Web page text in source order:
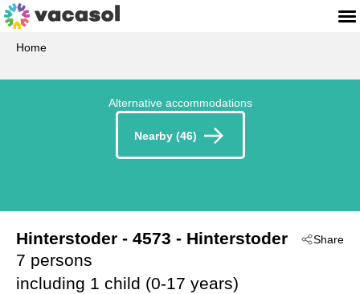
Home
Alternative accommodations
Nearby (46)
Share
Hinterstoder - 4573 - Hinterstoder
7 persons
including 1 child (0-17 years)